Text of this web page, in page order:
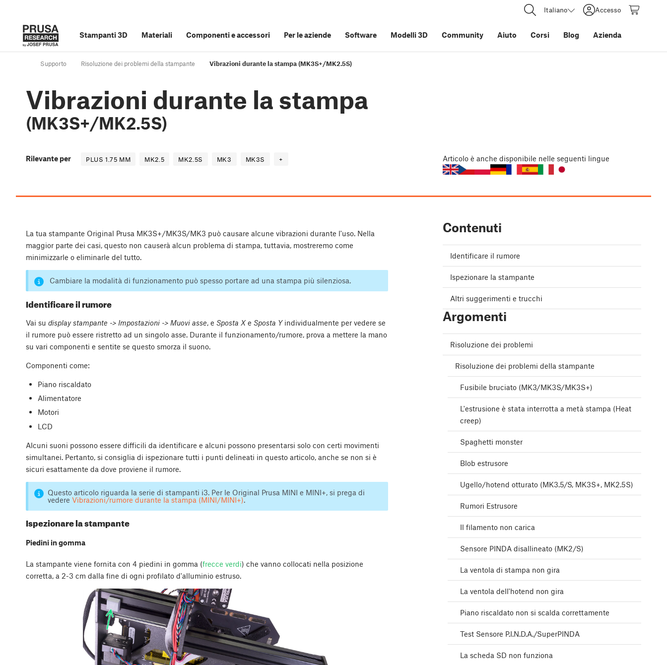
Italiano Accesso
Stampanti 3D Materiali Componenti e accessori Per le aziende Software Modelli 3D Community Aiuto Corsi Blog Azienda
Supporto Risoluzione dei problemi della stampante Vibrazioni durante la stampa (MK3S+/MK2.5S)
Vibrazioni durante la stampa
(MK3S+/MK2.5S)
Rilevante per PLUS 1.75 MM MK2.5 MK2.5S MK3 MK3S + Articolo è anche disponibile nelle seguenti lingue
La tua stampante Original Prusa MK3S+/MK3S/MK3 può causare alcune vibrazioni durante l'uso. Nella
maggior parte dei casi, questo non causerà alcun problema di stampa, tuttavia, mostreremo come
minimizzarle o eliminarle del tutto.
Cambiare la modalità di funzionamento può spesso portare ad una stampa più silenziosa.
Identificare il rumore
Vai su display stampante -> Impostazioni -> Muovi asse, e Sposta Xe Sposta Yindividualmente per vedere se
il rumore può essere ristretto ad un singolo asse. Durante il funzionamento/rumore, prova a mettere la mano
su vari componenti e sentite se questo smorza il suono.
Componenti come:
Piano riscaldato
Alimentatore
Motori
LCD
Alcuni suoni possono essere difficili da identificare e alcuni possono presentarsi solo con certi movimenti
simultanei. Pertanto, si consiglia di ispezionare tutti i punti delineati in questo articolo, anche se non si è
sicuri esattamente da dove proviene il rumore.
Questo articolo riguarda la serie di stampanti i3. Per le Original Prusa MINI e MINI+, si prega di
vedere Vibrazioni/rumore durante la stampa (MINI/MINI+).
Ispezionare la stampante
Piedini in gomma
La stampante viene fornita con 4 piedini in gomma (frecce verdi) che vanno collocati nella posizione
corretta, a 2-3 cm dalla fine di ogni profilato d'alluminio estruso.
Contenuti
Identificare il rumore
Ispezionare la stampante
Altri suggerimenti e trucchi
Argomenti
Risoluzione dei problemi
Risoluzione dei problemi della stampante
Fusibile bruciato (MK3/MK3S/MK3S+)
L'estrusione è stata interrotta a metà stampa (Heat
creep)
Spaghetti monster
Blob estrusore
Ugello/hotend otturato (MK3.5/S, MK3S+, MK2.5S)
Rumori Estrusore
Il filamento non carica
Sensore PINDA disallineato (MK2/S)
La ventola di stampa non gira
La ventola dell'hotend non gira
Piano riscaldato non si scalda correttamente
Test Sensore P.I.N.D.A./SuperPINDA
La scheda SD non funziona